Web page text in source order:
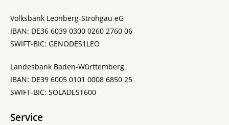
Volksbank Leonberg-Strohgäu eG
IBAN: DE36 6039 0300 0260 2760 06
SWIFT-BIC: GENODES1LEO
Landesbank Baden-Württemberg
IBAN: DE39 6005 0101 0008 6850 25
SWIFT-BIC: SOLADEST600
Service